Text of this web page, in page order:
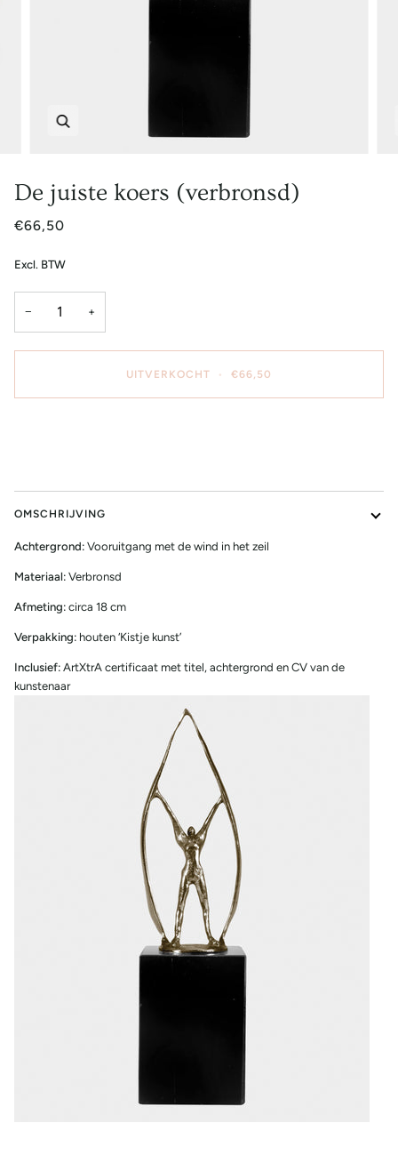
De juiste koers (verbronsd)
€66,50
Excl. BTW
− +
UITVERKOCHT • €66,50
OMSCHRIJVING
Achtergrond: Vooruitgang met de wind in het zeil
Materiaal: Verbronsd
Afmeting: circa 18 cm
Verpakking: houten ‘Kistje kunst’
Inclusief: ArtXtrA certificaat met titel, achtergrond en CV van de
kunstenaar